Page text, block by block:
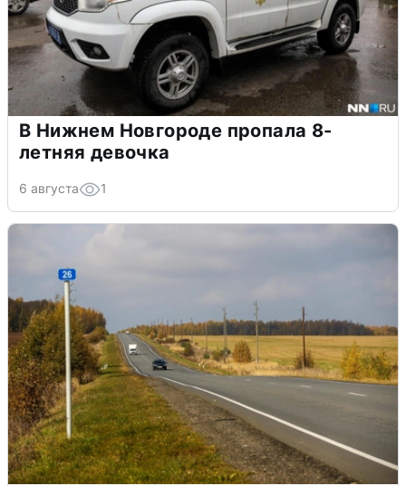
В Нижнем Новгороде пропала 8-
летняя девочка
6 августа 1